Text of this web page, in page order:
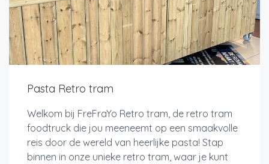
Pasta Retro tram
Welkom bij FreFraYo Retro tram, de retro tram
foodtruck die jou meeneemt op een smaakvolle
reis door de wereld van heerlijke pasta! Stap
binnen in onze unieke retro tram, waar je kunt